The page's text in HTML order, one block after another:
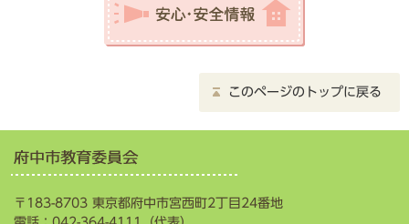
このページのトップに戻る
〒183-8703 東京都府中市宮西町2丁目24番地